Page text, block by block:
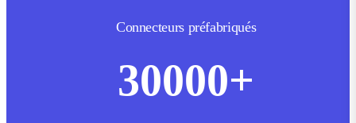
Connecteurs préfabriqués
30000+